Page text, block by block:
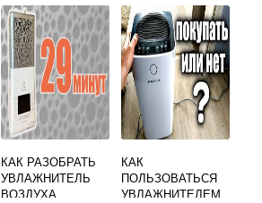
ЭЛЕКТРОЛЮКС
КАК РАЗОБРАТЬ
УВЛАЖНИТЕЛЬ
ВОЗДУХА
КАК
ПОЛЬЗОВАТЬСЯ
УВЛАЖНИТЕЛЕМ